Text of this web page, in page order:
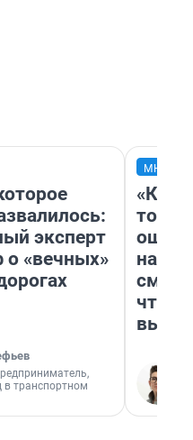
эксперт
о «вечных»
в транспортном
то